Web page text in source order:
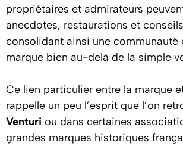
propriétaires et admirateurs
anecdotes, restaurations et
consolidant ainsi une communauté
marque bien au-delà de la simple
Ce lien particulier entre la marque
rappelle un peu l’esprit que l’on
Venturi ou dans certaines
grandes marques historiques